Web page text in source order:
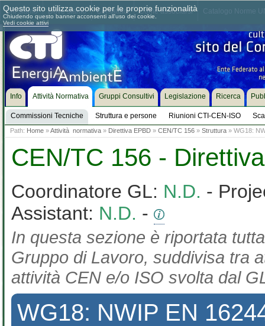
Chi siamo Dove siamo Contattaci Come associarsi
Info Attività Normativa
Commissioni Tecniche Struttura e persone Riunioni CTI-CEN-ISO
Gruppi Consultivi Legislazione Ricerca
Path: Home »Attività normativa » Direttiva EPBD » CEN/TC 156 » Struttura » WG18:
CEN/TC 156 -
Coordinatore GL: N.D. -
Assistant: N.D. -
In questa sezione è riportata
Gruppo di Lavoro, suddivisa tra
attività CEN e/o ISO svolta dal
WG18: NWIP EN
Questo sito utilizza cookie per le proprie funzionalità
Chiudendo questo banner acconsenti all'uso dei cookie.
Vedi cookie attivi